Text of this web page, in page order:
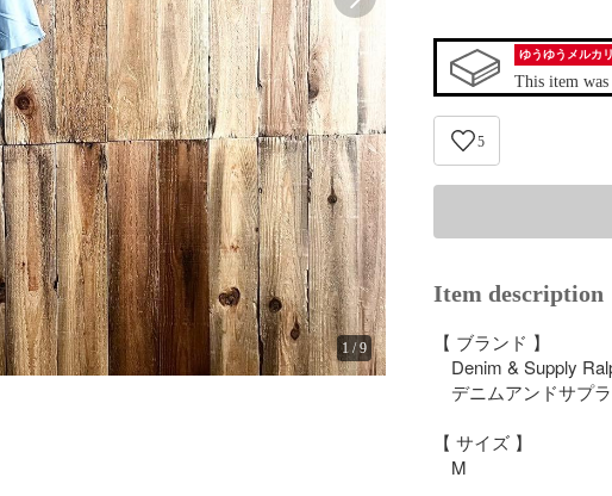
1/9
ゆうゆうメルカ
This item was
5
Item description
【 ブランド 】
Denim & Supply
デニムアンドサプ
【 サイズ 】
M